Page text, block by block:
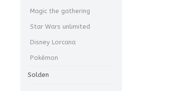
Magic the gathering
Star Wars unlimited
Disney Lorcana
Pokémon
Solden